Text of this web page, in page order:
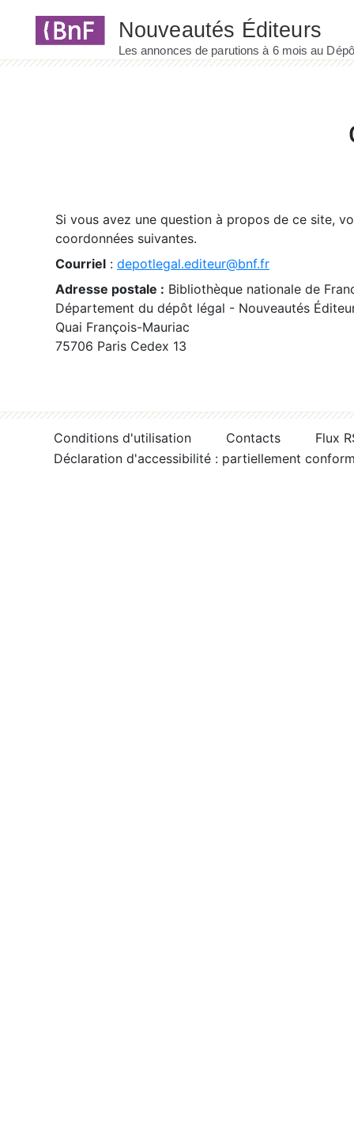
Si vous avez une question à propos de ce site,
coordonnées suivantes.
Courriel : depotlegal.editeur@bnf.fr
Adresse postale : Bibliothèque nationale de
Département du dépôt légal - Nouveautés
Quai François-Mauriac
75706 Paris Cedex 13
Conditions d'utilisation Contacts
Flux
Déclaration d'accessibilité : partiellement